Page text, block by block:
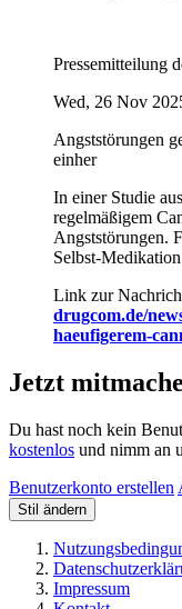
Pressemitteilung
Wed, 26 Nov
Angststörungen
einher
In einer Studie
regelmäßigem
Angststörungen.
Selbst-
Link zur
drugcom.de/
haeufigerem-
Jetzt
Du hast noch kein
kostenlos und nimm an
Benutzerkonto erstellen
Stil ändern
Impressum